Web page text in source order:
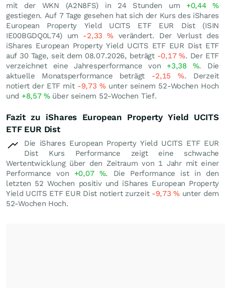
mit der WKN (A2N8FS) in 24 Stunden um +0,44%
gestiegen. Auf 7 Tage gesehen hat sich der Kurs des iShares
European Property Yield UCITS ETF EUR Dist (ISIN
IE00BGDQ0L74) um -2,33% verändert. Der Verlust des
iShares European Property Yield UCITS ETF EUR Dist ETF
auf 30 Tage, seit dem 08.07.2026, beträgt -0,17%. Der ETF
verzeichnet eine Jahresperformance von +3,38 %. Die
aktuelle Monatsperformance beträgt -2,15 %. Derzeit
notiert der ETF mit -9,73 %unter seinem 52-Wochen Hoch
und +8,57%über seinem 52-Wochen Tief.
Fazit zu iShares European Property Yield UCITS
ETF EUR Dist
Die iShares European Property Yield UCITS ETF EUR
Dist Kurs Performance zeigt eine schwache
Wertentwicklung über den Zeitraum von 1 Jahr mit einer
Performance von +0,07 %. Die Performance ist in den
letzten 52 Wochen positiv und iShares European Property
Yield UCITS ETF EUR Dist notiert zurzeit -9,73%unter dem
52-Wochen Hoch.